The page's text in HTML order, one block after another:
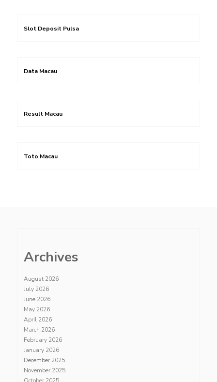
Slot Deposit Pulsa
Data Macau
Result Macau
Toto Macau
Archives
August 2026
July 2026
June 2026
May 2026
April 2026
March 2026
February 2026
January 2026
December 2025
November 2025